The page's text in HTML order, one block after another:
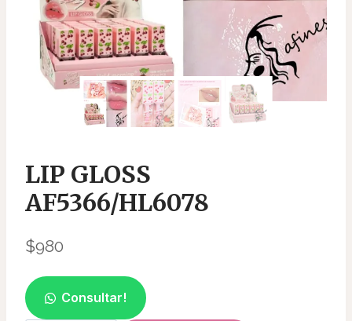
LIP GLOSS
AF5366/HL6078
$980
Consultar!